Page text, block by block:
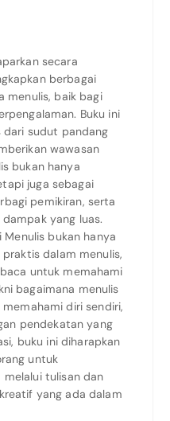
secara
berbagai
menulis, baik bagi
Buku ini
dari sudut pandang
wawasan
bukan hanya
juga sebagai
pemikiran, serta
yang luas.
Menulis bukan hanya
dalam menulis,
untuk memahami
bagaimana menulis
diri sendiri,
pendekatan yang
buku ini diharapkan
untuk
melalui tulisan dan
yang ada dalam